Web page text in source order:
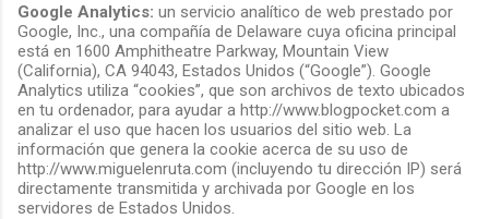
Google Analytics: un servicio analítico de web prestado por
Google, Inc., una compañía de Delaware cuya oficina principal
está en 1600 Amphitheatre Parkway, Mountain View
(California), CA 94043, Estados Unidos (“Google”). Google
Analytics utiliza “cookies”, que son archivos de texto ubicados
en tu ordenador, para ayudar a http://www.blogpocket.com a
analizar el uso que hacen los usuarios del sitio web. La
información que genera la cookie acerca de su uso de
http://www.miguelenruta.com (incluyendo tu dirección IP) será
directamente transmitida y archivada por Google en los
servidores de Estados Unidos.